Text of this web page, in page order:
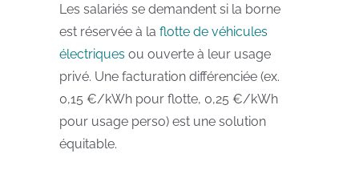
Les salariés se demandent si la borne
est réservée à la flotte de véhicules
électriques ou ouverte à leur usage
privé. Une facturation différenciée (ex.
0,15 €/kWh pour flotte, 0,25 €/kWh
pour usage perso) est une solution
équitable.